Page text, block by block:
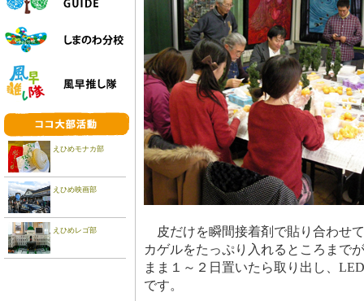
えひめモナカ部
えひめ映画部
えひめレゴ部
皮だけを瞬間接着剤で貼り合わせ
カゲルをたっぷり入れるところま
まま１～２日置いたら取り出し、
です。